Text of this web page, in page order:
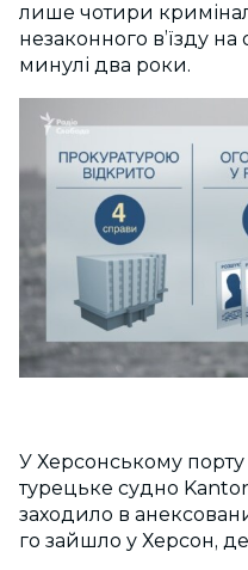
лише чотири
незаконного в’їзду на
минулі два роки.
У Херсонському порту
турецьке судно
заходило в
го зайшло у Херсон,